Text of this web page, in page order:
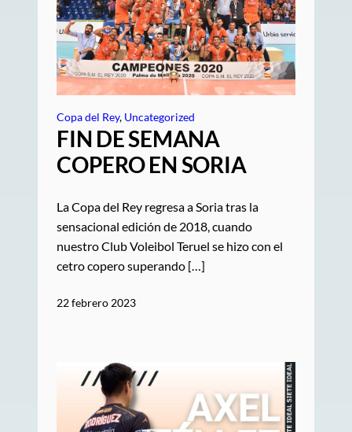
Copa del Rey, Uncategorized
FIN DE SEMANA
COPERO EN SORIA
La Copa del Rey regresa a Soria tras la
sensacional edición de 2018, cuando
nuestro Club Voleibol Teruel se hizo con el
cetro copero superando […]
22 febrero 2023